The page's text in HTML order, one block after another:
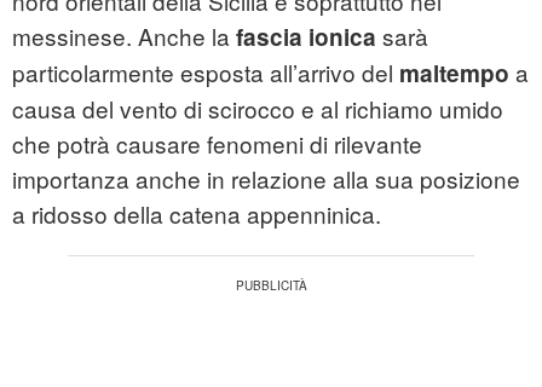
messinese. Anche la fascia ionica sarà
particolarmente esposta all’arrivo del maltempo a
causa del vento di scirocco e al richiamo umido
che potrà causare fenomeni di rilevante
importanza anche in relazione alla sua posizione
a ridosso della catena appenninica.